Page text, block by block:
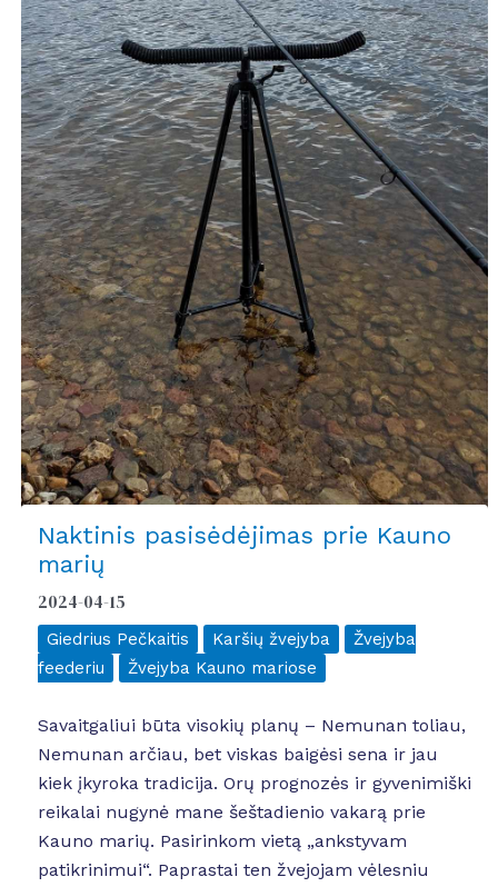
Naktinis pasisėdėjimas prie Kauno
marių
2024-04-15
Giedrius Pečkaitis Karšių žvejyba
Žvejyba
feederiu
Žvejyba Kauno mariose
Savaitgaliui būta visokių planų – Nemunan toliau,
Nemunan arčiau, bet viskas baigėsi sena ir jau
kiek įkyroka tradicija. Orų prognozės ir gyvenimiški
reikalai nugynė mane šeštadienio vakarą prie
Kauno marių. Pasirinkom vietą „ankstyvam
patikrinimui“. Paprastai ten žvejojam vėlesniu